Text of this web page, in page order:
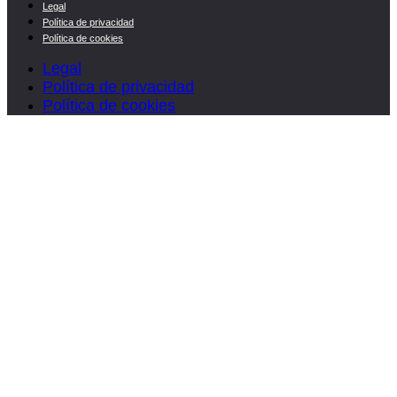
Legal
Política de privacidad
Política de cookies
Legal
Política de privacidad
Política de cookies